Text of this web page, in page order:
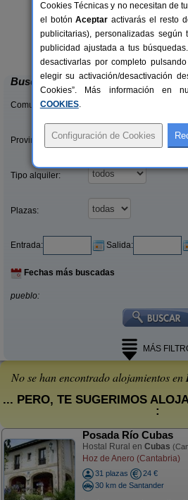
La Casa del Lago de
Orzales (Cantabria)
Buscar
Comunidades:
Provincias/Islas:
Tipo alquiler:
Plazas:
Entrada: Salida:
Fechas más buscadas
pueblo:
MÁS
No se han encontrado alojamientos en
... PERO, TE SUGERIMOS
:
Posada Río Cubas
Hostal Rural en Cubas
Hoz de Anero (Cantabria)
31 plazas
24 €
30 km de Santander
Cookies Técnicas y no necesitan de
el botónAceptar activarás el resto
publicitarias), personalizadas según
publicidad ajustada a tus
desactivarlas por completo
elegir su activación/desactivación
Cookies”. Más información en
COOKIES.